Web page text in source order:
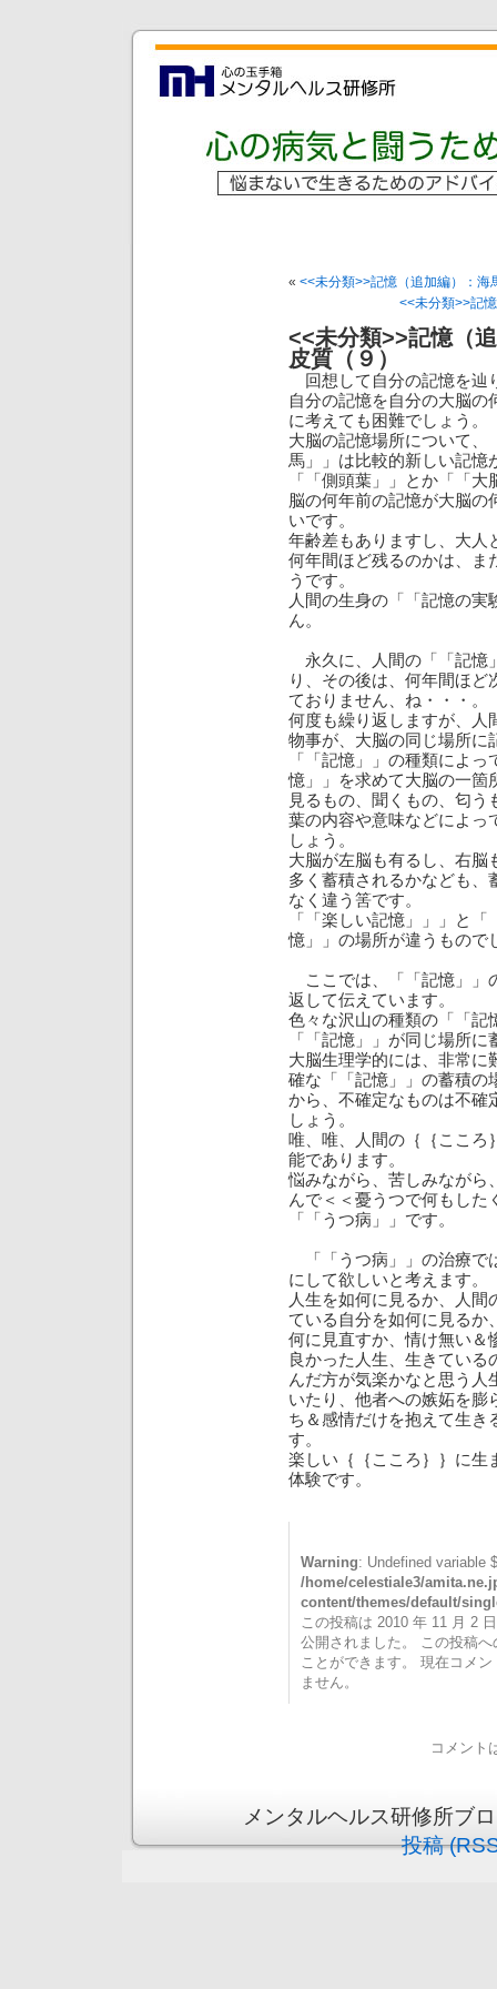
« <<未分類>>記憶（追加編）：海
<<未分類>>記
<<未分類>>記憶（
皮質（９）
回想して自分の記憶を辿
自分の記憶を自分の大脳
に考えても困難でしょう。
大脳の記憶場所について
馬」」は比較的新しい記憶
「「側頭葉」」とか「「
脳の何年前の記憶が大脳
いです。
年齢差もありますし、大人
何年間ほど残るのかは、ま
うです。
人間の生身の「「記憶の
ん。
永久に、人間の「「記憶
り、その後は、何年間ほ
ておりません、ね・・・。
何度も繰り返しますが、人
物事が、大脳の同じ場所に
「「記憶」」の種類によ
憶」」を求めて大脳の一箇
見るもの、聞くもの、匂
葉の内容や意味などによっ
しょう。
大脳が左脳も有るし、右
多く蓄積されるかなども
なく違う筈です。
「「楽しい記憶」」」と
憶」」の場所が違うもので
ここでは、「「記憶」」
返して伝えています。
色々な沢山の種類の「「記
「「記憶」」が同じ場所
大脳生理学的には、非常
確な「「記憶」」の蓄積の
から、不確定なものは不確
しょう。
唯、唯、人間の｛｛こころ
能であります。
悩みながら、苦しみながら
んで＜＜憂うつで何もし
「「うつ病」」です。
「「うつ病」」の治療で
にして欲しいと考えます。
人生を如何に見るか、人
ている自分を如何に見るか
何に見直すか、情け無い＆
良かった人生、生きてい
んだ方が気楽かなと思う
いたり、他者への嫉妬を
ち＆感情だけを抱えて生
す。
楽しい｛｛こころ｝｝に生
体験です。
Warning: Undefined variable
/home/celestiale3/
content/themes/default/
この投稿は 2010 年 11 月 2
公開されました。 この投稿
ことができます。 現在コメ
ません。
コメント
メンタルヘルス研修所ブ
投稿